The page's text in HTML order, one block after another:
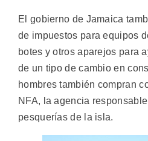
El gobierno de Jamaica
de impuestos para equipos
botes y otros aparejos para
de un tipo de cambio en
hombres también compran
NFA, la agencia
pesquerías de la isla.